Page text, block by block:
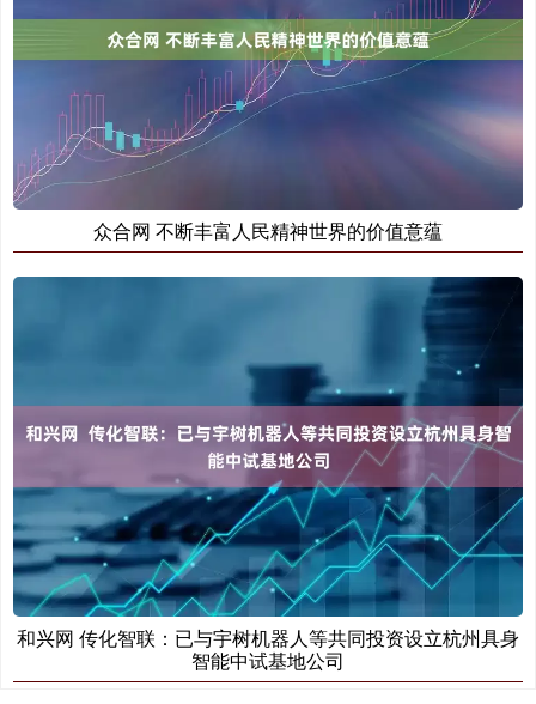
众合网 不断丰富人民精神世界的价值意蕴
和兴网 传化智联：已与宇树机器人等共同投资设立杭州具身
智能中试基地公司